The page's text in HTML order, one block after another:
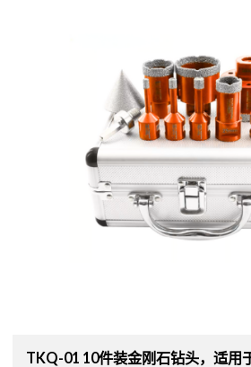
TKQ-01 10件装金刚石钻头，适用